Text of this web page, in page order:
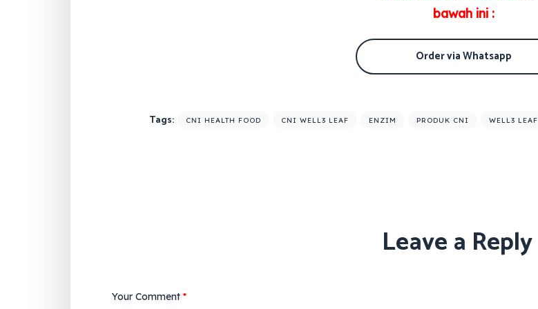
bawah ini :
Order via Whatsapp
Tags: CNI HEALTH FOOD CNI WELL3 LEAF ENZIM PRODUK CNI WELL3 LEAF
Leave a Reply
Your Comment *